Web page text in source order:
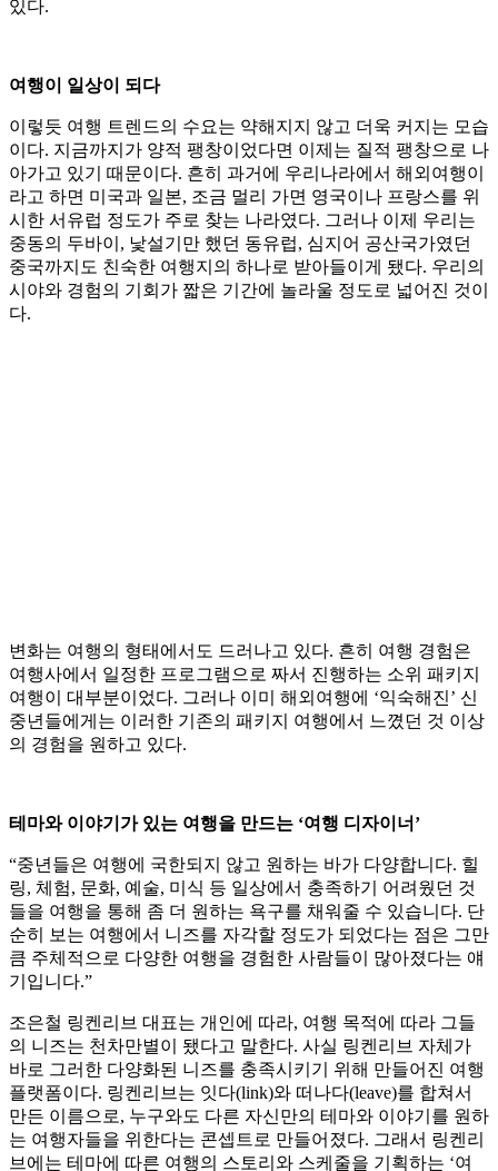
있다.
여행이 일상이 되다
이렇듯 여행 트렌드의 수요는 약해지지 않고 더욱 커지는 모습
이다. 지금까지가 양적 팽창이었다면 이제는 질적 팽창으로 나
아가고 있기 때문이다. 흔히 과거에 우리나라에서 해외여행이
라고 하면 미국과 일본, 조금 멀리 가면 영국이나 프랑스를 위
시한 서유럽 정도가 주로 찾는 나라였다. 그러나 이제 우리는
중동의 두바이, 낯설기만 했던 동유럽, 심지어 공산국가였던
중국까지도 친숙한 여행지의 하나로 받아들이게 됐다. 우리의
시야와 경험의 기회가 짧은 기간에 놀라울 정도로 넓어진 것이
다.
변화는 여행의 형태에서도 드러나고 있다. 흔히 여행 경험은
여행사에서 일정한 프로그램으로 짜서 진행하는 소위 패키지
여행이 대부분이었다. 그러나 이미 해외여행에 ‘익숙해진’ 신
중년들에게는 이러한 기존의 패키지 여행에서 느꼈던 것 이상
의 경험을 원하고 있다.
테마와 이야기가 있는 여행을 만드는 ‘여행 디자이너’
“중년들은 여행에 국한되지 않고 원하는 바가 다양합니다. 힐
링, 체험, 문화, 예술, 미식 등 일상에서 충족하기 어려웠던 것
들을 여행을 통해 좀 더 원하는 욕구를 채워줄 수 있습니다. 단
순히 보는 여행에서 니즈를 자각할 정도가 되었다는 점은 그만
큼 주체적으로 다양한 여행을 경험한 사람들이 많아졌다는 얘
기입니다.”
조은철 링켄리브 대표는 개인에 따라, 여행 목적에 따라 그들
의 니즈는 천차만별이 됐다고 말한다. 사실 링켄리브 자체가
바로 그러한 다양화된 니즈를 충족시키기 위해 만들어진 여행
플랫폼이다. 링켄리브는 잇다(link)와 떠나다(leave)를 합쳐서
만든 이름으로, 누구와도 다른 자신만의 테마와 이야기를 원하
는 여행자들을 위한다는 콘셉트로 만들어졌다. 그래서 링켄리
브에는 테마에 따른 여행의 스토리와 스케줄을 기획하는 ‘여